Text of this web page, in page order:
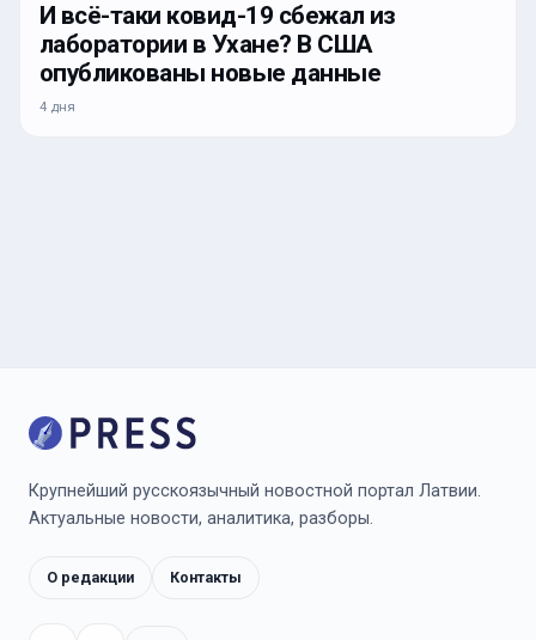
И всё-таки ковид-19 сбежал из
лаборатории в Ухане? В США
опубликованы новые данные
4 дня
Крупнейший русскоязычный новостной портал Латвии.
Актуальные новости, аналитика, разборы.
О редакции Контакты